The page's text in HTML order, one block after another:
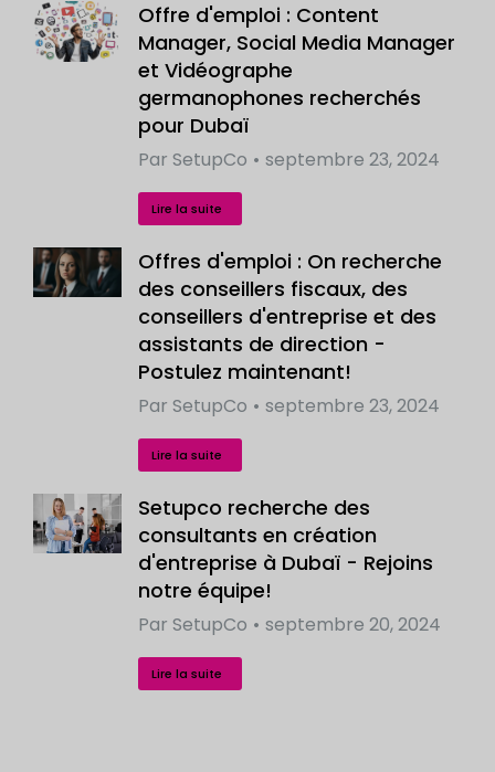
Offre d'emploi : Content
Manager, Social Media Manager
et Vidéographe
germanophones recherchés
pour Dubaï
Par SetupCo septembre 23, 2024
Lire la suite
Offres d'emploi : On recherche
des conseillers fiscaux, des
conseillers d'entreprise et des
assistants de direction -
Postulez maintenant!
Par SetupCo septembre 23, 2024
Lire la suite
Setupco recherche des
consultants en création
d'entreprise à Dubaï - Rejoins
notre équipe!
Par SetupCo septembre 20, 2024
Lire la suite